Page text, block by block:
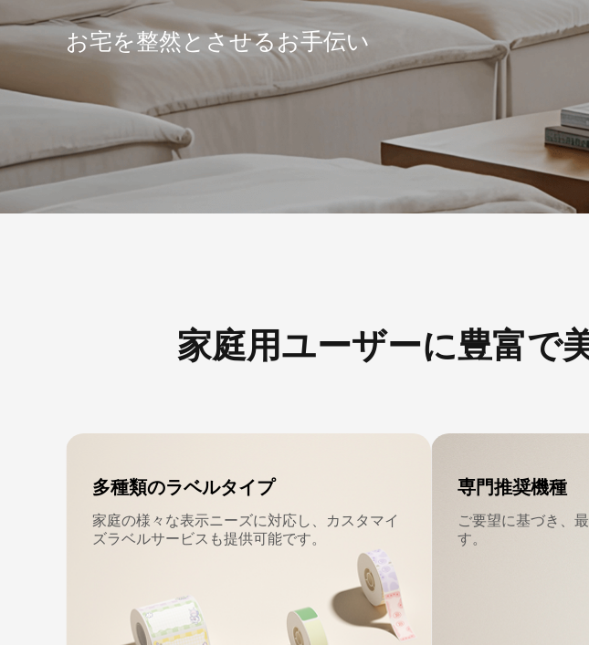
お宅を整然とさせるお手伝い
家庭用ユーザーに豊富で
多種類のラベルタイプ
家庭の様々な表示ニーズに対応し、カスタマイ
ズラベルサービスも提供可能です。
専門推奨機種
ご要望に基づき、
す。